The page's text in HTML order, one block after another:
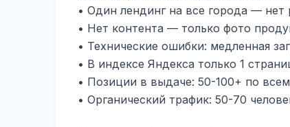
• Один лендинг на все города — нет
• Нет контента — только фото
• Технические ошибки: медленная
• В индексе Яндекса только 1
• Позиции в выдаче: 50-100+ по
• Органический трафик: 50-70